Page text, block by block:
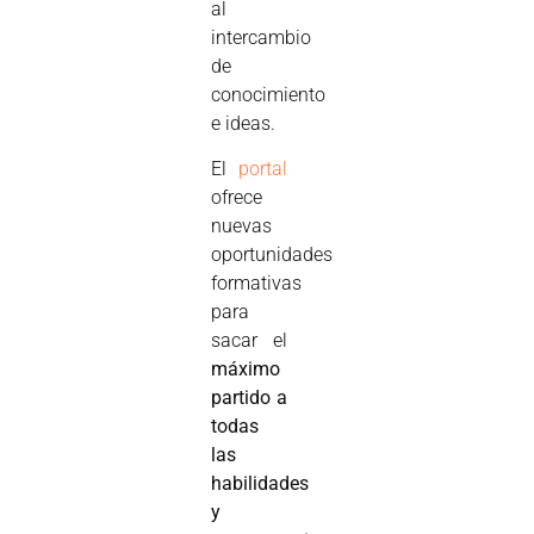
al
intercambio
de
conocimiento
e ideas.
El portal
ofrece
nuevas
oportunidades
formativas
para
sacar el
máximo
partido a
todas
las
habilidades
y